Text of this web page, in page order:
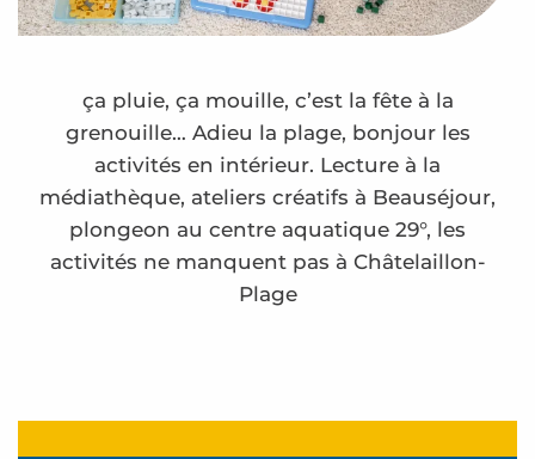
Votre séjour
Espace Pro
ça pluie, ça mouille, c’est la fête à la
grenouille… Adieu la plage, bonjour les
activités en intérieur. Lecture à la
médiathèque, ateliers créatifs à Beauséjour,
plongeon au centre aquatique 29°, les
activités ne manquent pas à Châtelaillon-
Plage
Frédérique Bernier expose à l'espace Carnot